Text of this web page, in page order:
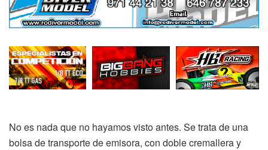
No es nada que no hayamos visto antes. Se trata de una
bolsa de transporte de emisora, con doble cremallera y